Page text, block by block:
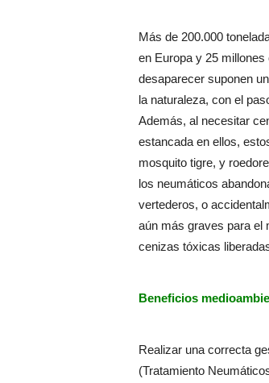
Más de 200.000
en Europa y 25
desaparecer suponen
la naturaleza, con el
Además, al necesitar
estancada en ellos,
mosquito tigre, y
los neumáticos
vertederos, o
aún más graves para el
cenizas tóxicas
Beneficios
Realizar una correcta
(Tratamiento